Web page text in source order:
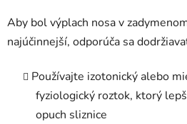
Aby bol výplach nosa v
najúčinnejší, odporúča sa
Používajte izotonický alebo
fyziologický roztok, ktorý
opuch sliznice